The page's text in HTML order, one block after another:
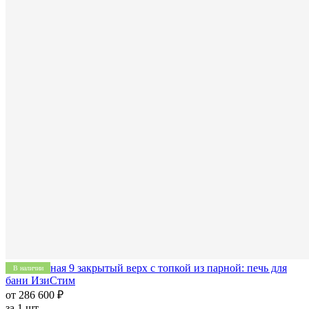
В наличии
Печь Южная 9 закрытый верх с топкой из парной: печь для
бани ИзиСтим
от 286 600 ₽